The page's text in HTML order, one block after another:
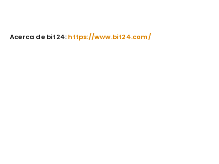
Acerca de bit24: https://www.bit24.com/